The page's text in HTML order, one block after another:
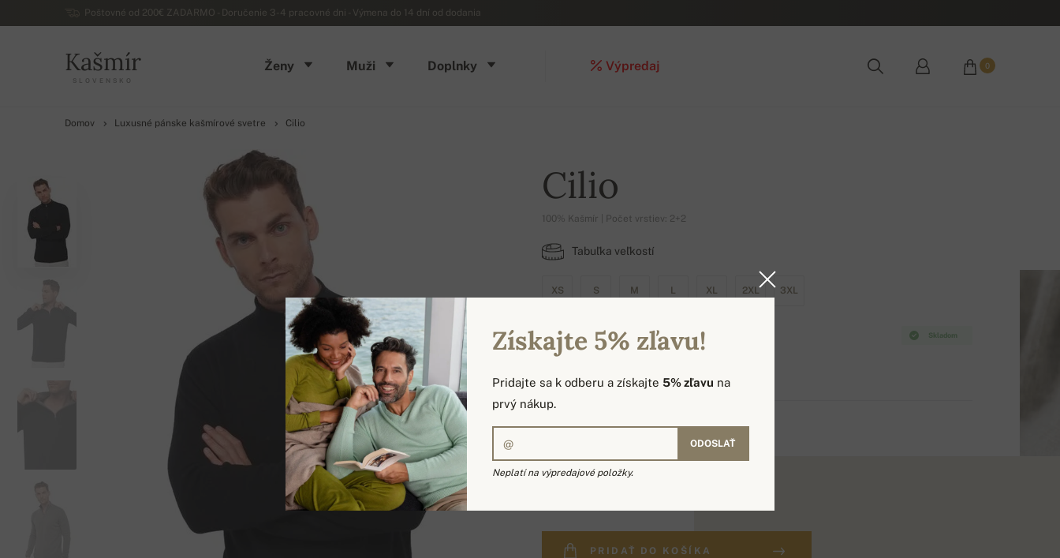
Poštovné od 200€ ZADARMO - Doručenie 3-4 pracovné dni - Výmena do 14 dní od dodania
Kašmír
SLOVENSKO
Ženy Muži Doplnky Výpredaj 0
Domov Luxusné pánske kašmírové svetre Cilio
Cilio
100% Kašmír | Počet vrstiev: 2+2
Tabuľka veľkostí
XS S M L XL 2XL 3XL
Skladom
DOSTUPNÉ FARBY
PRIDAŤ DO KOŠÍKA
Získajte 5% zľavu!
Pridajte sa k odberu a získajte 5% zľavu na
prvý nákup.
ODOSLAŤ
Neplatí na výpredajové položky.